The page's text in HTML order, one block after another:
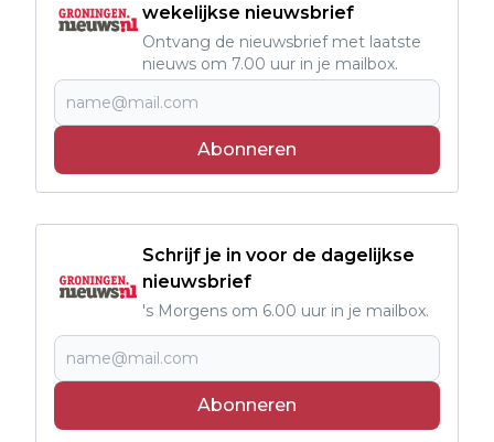
wekelijkse nieuwsbrief
Ontvang de nieuwsbrief met laatste
nieuws om 7.00 uur in je mailbox.
Abonneren
Schrijf je in voor de dagelijkse
nieuwsbrief
's Morgens om 6.00 uur in je mailbox.
Abonneren